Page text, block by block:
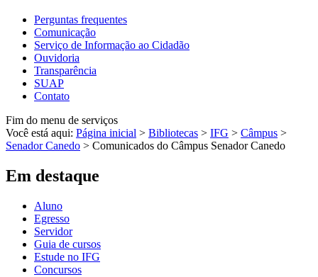
Perguntas frequentes
Comunicação
Serviço de Informação ao Cidadão
Ouvidoria
Transparência
SUAP
Contato
Fim do menu de serviços
Você está aqui: Página inicial > Bibliotecas > IFG > Câmpus >
Senador Canedo > Comunicados do Câmpus Senador Canedo
Em destaque
Aluno
Egresso
Servidor
Guia de cursos
Estude no IFG
Concursos